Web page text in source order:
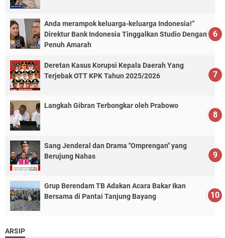
Anda merampok keluarga-keluarga Indonesia!”
Direktur Bank Indonesia Tinggalkan Studio Dengan
Penuh Amarah
Deretan Kasus Korupsi Kepala Daerah Yang
Terjebak OTT KPK Tahun 2025/2026
Langkah Gibran Terbongkar oleh Prabowo
Sang Jenderal dan Drama "Omprengan" yang
Berujung Nahas
Grup Berendam TB Adakan Acara Bakar Ikan
Bersama di Pantai Tanjung Bayang
ARSIP